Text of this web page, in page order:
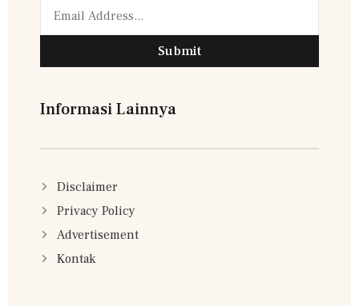
Submit
Informasi Lainnya
Disclaimer
Privacy Policy
Advertisement
Kontak